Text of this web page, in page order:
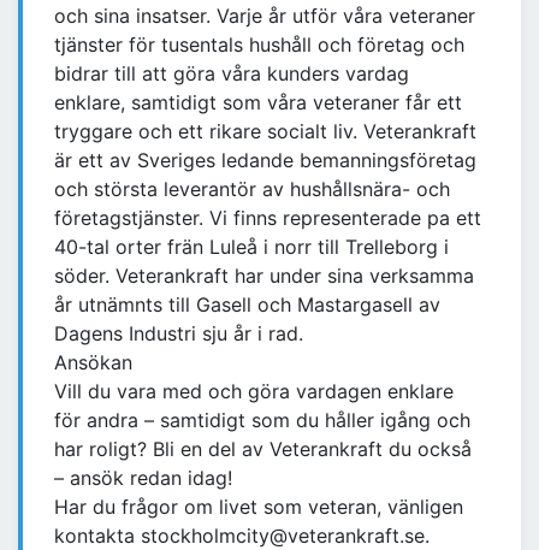
och sina insatser. Varje år utför våra veteraner
tjänster för tusentals hushåll och företag och
bidrar till att göra våra kunders vardag
enklare, samtidigt som våra veteraner får ett
tryggare och ett rikare socialt liv. Veterankraft
är ett av Sveriges ledande bemanningsföretag
och största leverantör av hushållsnära- och
företagstjänster. Vi finns representerade pa ett
40-tal orter frän Luleå i norr till Trelleborg i
söder. Veterankraft har under sina verksamma
år utnämnts till Gasell och Mastargasell av
Dagens Industri sju år i rad.
Ansökan
Vill du vara med och göra vardagen enklare
för andra – samtidigt som du håller igång och
har roligt? Bli en del av Veterankraft du också
– ansök redan idag!
Har du frågor om livet som veteran, vänligen
kontakta stockholmcity@veterankraft.se.